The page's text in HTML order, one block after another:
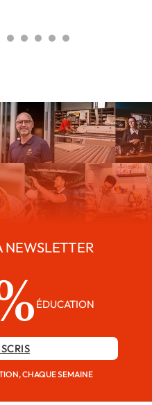
ÉDUCATION
CHAQUE SEMAINE